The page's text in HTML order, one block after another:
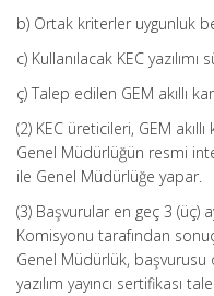
b) Ortak kriterler uygunluk
c) Kullanılacak KEC yazılımı
ç) Talep edilen GEM akıllı
(2) KEC üreticileri, GEM
Genel Müdürlüğün resmi
ile Genel Müdürlüğe yapar.
(3) Başvurular en geç 3 (üç)
Komisyonu tarafından
Genel Müdürlük, başvurusu
yazılım yayıncı sertifikası